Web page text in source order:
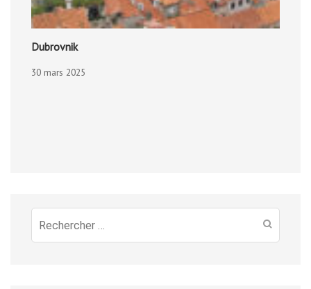
Dubrovnik
30 mars 2025
Recherche
pour